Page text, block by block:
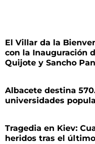
El Villar da la
con la Inauguración
Quijote y Sancho
Albacete destina
universidades
Tragedia en Kiev:
heridos tras el